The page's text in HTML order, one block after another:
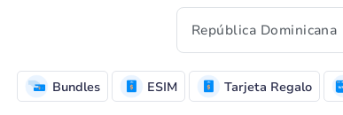
Bundles ESIM Tarjeta Regalo